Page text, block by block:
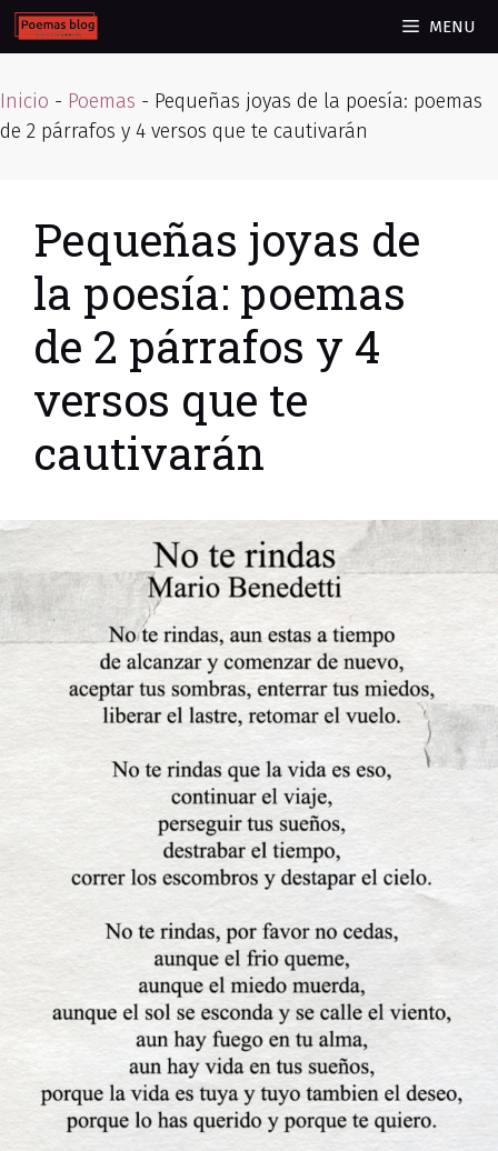
Skip
to
MENU
Inicio - Poemas - Pequeñas joyas de la poesía: poemas
de 2 párrafos y 4 versos que te cautivarán
Pequeñas joyas de
la poesía: poemas
de 2 párrafos y 4
versos que te
cautivarán